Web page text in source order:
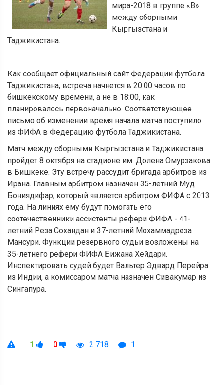
мира-2018 в группе «В»
между сборными
Кыргызстана и
Таджикистана.
Как сообщает официальный сайт Федерации футбола
Таджикистана, встреча начнется в 20:00 часов по
бишкекскому времени, а не в 18:00, как
планировалось первоначально. Соответствующее
письмо об изменении время начала матча поступило
из ФИФА в Федерацию футбола Таджикистана.
Матч между сборными Кыргызстана и Таджикистана
пройдет 8 октября на стадионе им. Долена Омурзакова
в Бишкеке. Эту встречу рассудит бригада арбитров из
Ирана. Главным арбитром назначен 35-летний Муд
Бониядифар, который является арбитром ФИФА с 2013
года. На линиях ему будут помогать его
соотечественники ассистенты рефери ФИФА - 41-
летний Реза Сохандан и 37-летний Мохаммадреза
Мансури. Функции резервного судьи возложены на
35-летнего рефери ФИФА Бижана Хейдари.
Инспектировать судей будет Вальтер Эдвард Перейра
из Индии, а комиссаром матча назначен Сивакумар из
Сингапура.
1 0 2 718 1